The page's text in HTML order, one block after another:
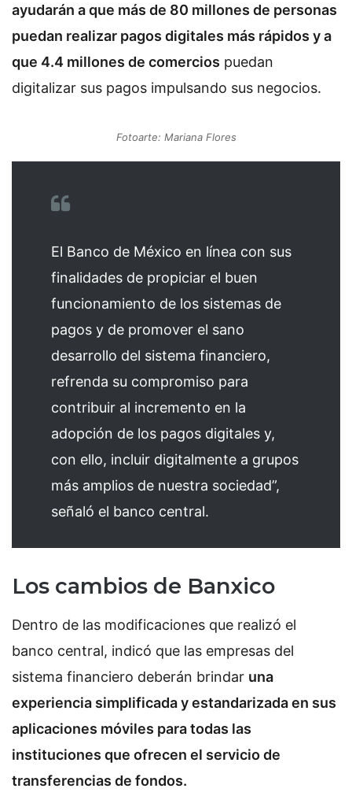
ayudarán a que más de 80 millones de personas
puedan realizar pagos digitales más rápidos y a
que 4.4 millones de comercios puedan
digitalizar sus pagos impulsando sus negocios.
Fotoarte: Mariana Flores
El Banco de México en línea con sus
finalidades de propiciar el buen
funcionamiento de los sistemas de
pagos y de promover el sano
desarrollo del sistema financiero,
refrenda su compromiso para
contribuir al incremento en la
adopción de los pagos digitales y,
con ello, incluir digitalmente a grupos
más amplios de nuestra sociedad”,
señaló el banco central.
Los cambios de Banxico
Dentro de las modificaciones que realizó el
banco central, indicó que las empresas del
sistema financiero deberán brindar una
experiencia simplificada y estandarizada en sus
aplicaciones móviles para todas las
instituciones que ofrecen el servicio de
transferencias de fondos.